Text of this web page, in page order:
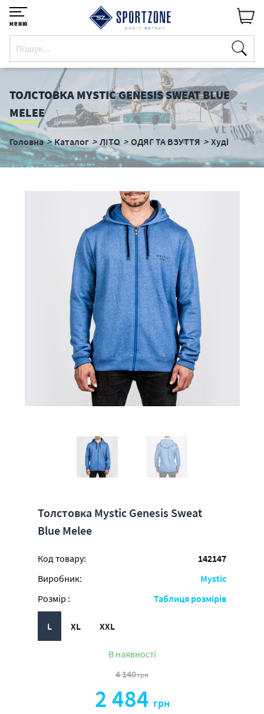
меню
ТОЛСТОВКА MYSTIC GENESIS SWEAT BLUE
MELEE
Головна Каталог ЛІТО ОДЯГ ТА ВЗУТТЯ Худі
Толстовка Mystic Genesis Sweat
Blue Melee
Код товару:
142147
Виробник:
Mystic
Розмір :
Таблиця розмірів
L XL XXL
В наявності
4 140грн
2 484 грн